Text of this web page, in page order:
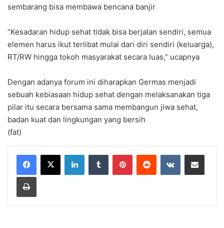
sembarang bisa membawa bencana banjir
“Kesadaran hidup sehat tidak bisa berjalan sendiri, semua
elemen harus ikut terlibat mulai dari diri sendiri (keluarga),
RT/RW hingga tokoh masyarakat secara luas,” ucapnya
Dengan adanya forum ini diharapkan Germas menjadi
sebuah kebiasaan hidup sehat dengan melaksanakan tiga
pilar itu secara bersama sama membangun jiwa sehat,
badan kuat dan lingkungan yang bersih
(fat)